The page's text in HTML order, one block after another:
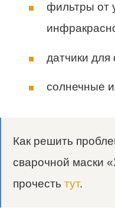
фильтры от
датчики для
солнечные
Как решить
сварочной маски
прочесть тут.